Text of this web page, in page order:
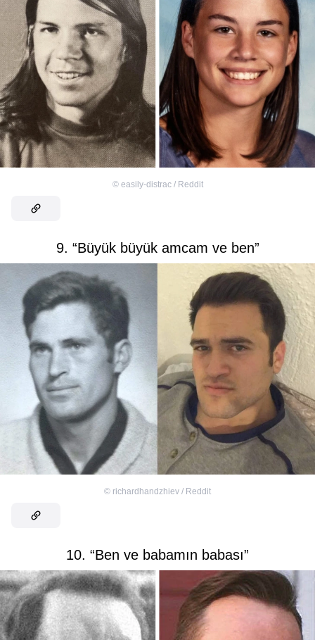
© easily-distrac / Reddit
9. “Büyük büyük amcam ve ben”
© richardhandzhiev / Reddit
10. “Ben ve babamın babası”